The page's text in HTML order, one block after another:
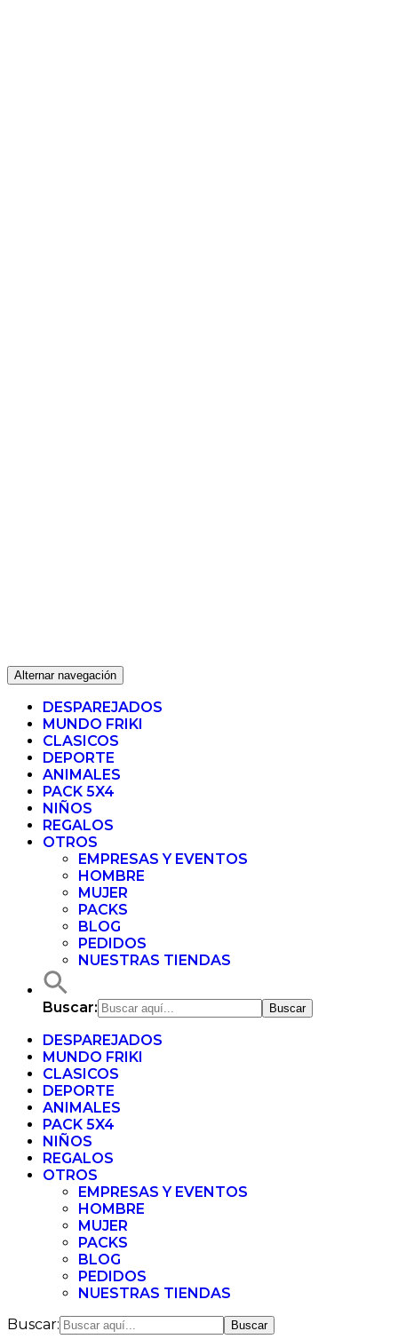
Alternar navegación
DESPAREJADOS
MUNDO FRIKI
CLASICOS
DEPORTE
ANIMALES
PACK 5X4
NIÑOS
REGALOS
OTROS
EMPRESAS Y EVENTOS
HOMBRE
MUJER
PACKS
BLOG
PEDIDOS
NUESTRAS TIENDAS
Buscar:
DESPAREJADOS
MUNDO FRIKI
CLASICOS
DEPORTE
ANIMALES
PACK 5X4
NIÑOS
REGALOS
OTROS
EMPRESAS Y EVENTOS
HOMBRE
MUJER
PACKS
BLOG
PEDIDOS
NUESTRAS TIENDAS
Buscar: